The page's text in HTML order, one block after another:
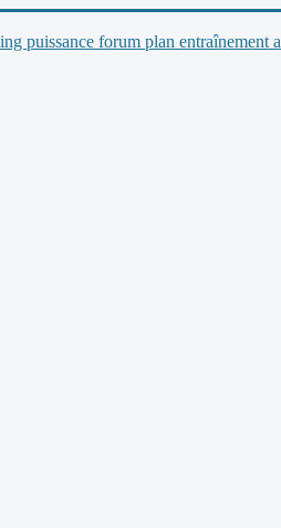
puissance forum plan entraînement